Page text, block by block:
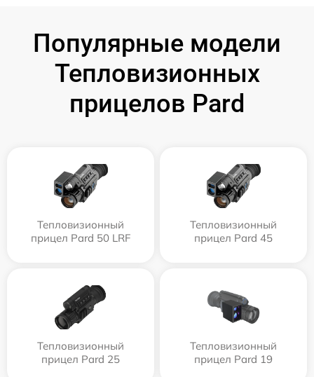
Популярные модели
Тепловизионных
прицелов Pard
Тепловизионный
прицел Pard 50 LRF
Тепловизионный
прицел Pard 45
Тепловизионный
прицел Pard 25
Тепловизионный
прицел Pard 19